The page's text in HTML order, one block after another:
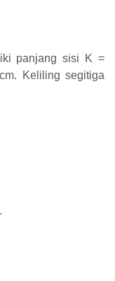
panjang sisi K =
Keliling segitiga